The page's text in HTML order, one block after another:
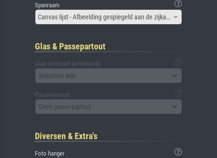
Spanraam
Canvas lijst - Afbeelding gespiegeld aan de zijkant
Glas & Passepartout
Glas (inclusief achterbord)
Selecteer aub
Passe-partout
Geen passe-partout
Diversen & Extra's
Foto hanger